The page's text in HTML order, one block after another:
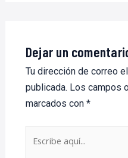
Dejar un
Tu dirección de correo
publicada. Los campos
marcados con *